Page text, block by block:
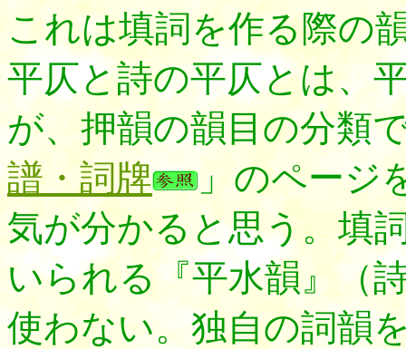
これは填詞を作る際の
平仄と詩の平仄とは、
が、押韻の韻目の分類
譜・詞牌
」のページ
気が分かると思う。填
いられる『平水韻』（
使わない。独自の詞韻